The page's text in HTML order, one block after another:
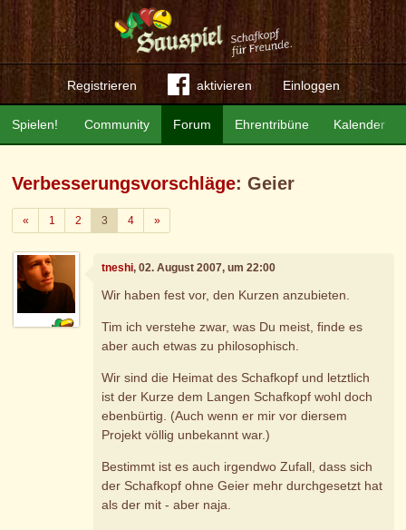
Registrieren aktivieren Einloggen
Community Forum Ehrentribüne Kalender
Spielen!
Verbesserungsvorschläge: Geier
«Zurück
1 2 3 4 »Weiter
tneshi, 02. August 2007, um 22:00
Wir haben fest vor, den Kurzen anzubieten.
Tim ich verstehe zwar, was Du meist, finde es
aber auch etwas zu philosophisch.
Wir sind die Heimat des Schafkopf und letztlich
ist der Kurze dem Langen Schafkopf wohl doch
ebenbürtig. (Auch wenn er mir vor diersem
Projekt völlig unbekannt war.)
Bestimmt ist es auch irgendwo Zufall, dass sich
der Schafkopf ohne Geier mehr durchgesetzt hat
als der mit - aber naja.